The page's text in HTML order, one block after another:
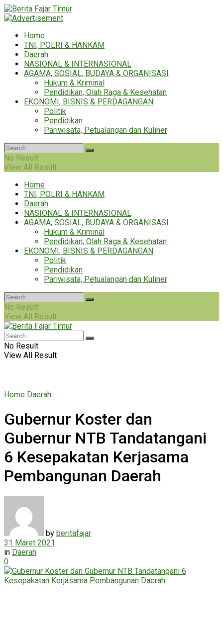
Home
TNI, POLRI & HANKAM
Daerah
NASIONAL & INTERNASIONAL
AGAMA, SOSIAL, BUDAYA & ORGANISASI
Hukum & Kriminal
Pendidikan, Olah Raga & Kesehatan
EKONOMI, BISNIS & PERDAGANGAN
Politik
Pendidikan
Pariwisata, Petualangan dan Kuliner
No Result
View All Result
Home
TNI, POLRI & HANKAM
Daerah
NASIONAL & INTERNASIONAL
AGAMA, SOSIAL, BUDAYA & ORGANISASI
Hukum & Kriminal
Pendidikan, Olah Raga & Kesehatan
EKONOMI, BISNIS & PERDAGANGAN
Politik
Pendidikan
Pariwisata, Petualangan dan Kuliner
No Result
View All Result
No Result
View All Result
Home Daerah
Gubernur Koster dan
Gubernur NTB Tandatangani
6 Kesepakatan Kerjasama
Pembangunan Daerah
by beritafajar
31 Maret 2021
in Daerah
0